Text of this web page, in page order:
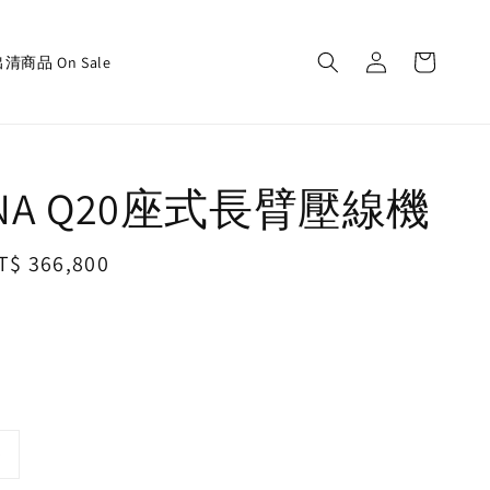
清商品 On Sale
Q20座式長臂壓線機
366,800